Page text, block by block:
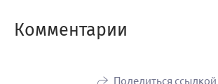
Комментарии
Поделиться ссылкой